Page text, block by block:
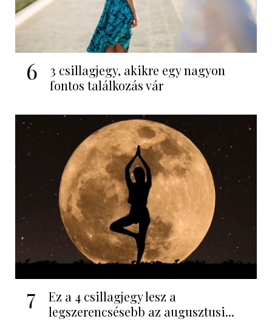
6
3 csillagjegy, akikre egy nagyon
fontos találkozás vár
7
Ez a 4 csillagjegy lesz a
legszerencsésebb az augusztusi...